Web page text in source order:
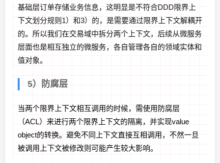
基础层订单存储业务信息，这明显是不符合DDD限界上
下文划分规则1）和3）的，是需要通过限界上下文解耦开
的。所以我们在交易域中拆分两个上下文，后续从微服务
层面也是相互独立的微服务，各自管理各自的领域实体和
值对象。
5）防腐层
当两个限界上下文相互调用的时候，需使用防腐层
（ACL）来进行两个限界上下文的隔离，并实现value
object的转换。避免不同上下文直接互相调用，不然一旦
被调用上下文被修改则可能产生较大影响。